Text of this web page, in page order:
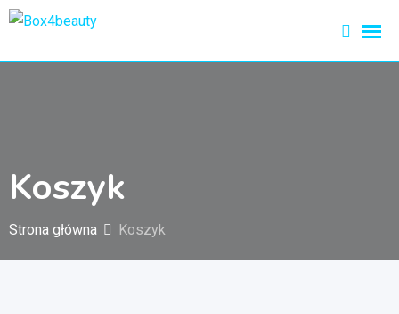
Przejdź
treści
Koszyk
Strona główna Koszyk